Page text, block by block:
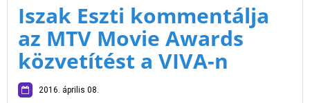
Iszak Eszti kommentálja
az MTV Movie Awards
közvetítést a VIVA-n
2016. április 08.